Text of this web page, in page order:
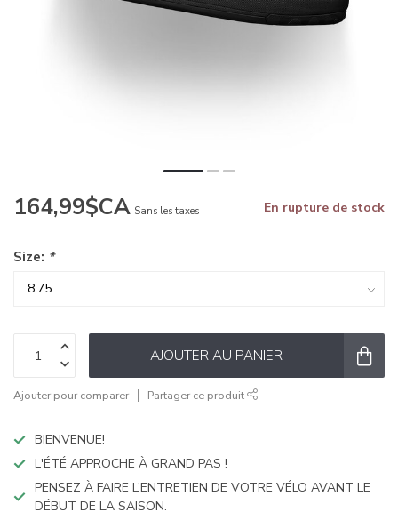
164,99$CA Sans les taxes En rupture de stock
Size: *
AJOUTER AU PANIER
Ajouter pour comparer Partager ce produit
BIENVENUE!
L'ÉTÉ APPROCHE À GRAND PAS !
PENSEZ À FAIRE L’ENTRETIEN DE VOTRE VÉLO AVANT LE
DÉBUT DE LA SAISON.